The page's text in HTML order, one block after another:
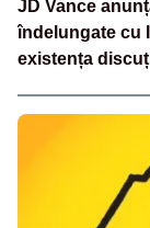
JD Vance
îndelungate cu
existența